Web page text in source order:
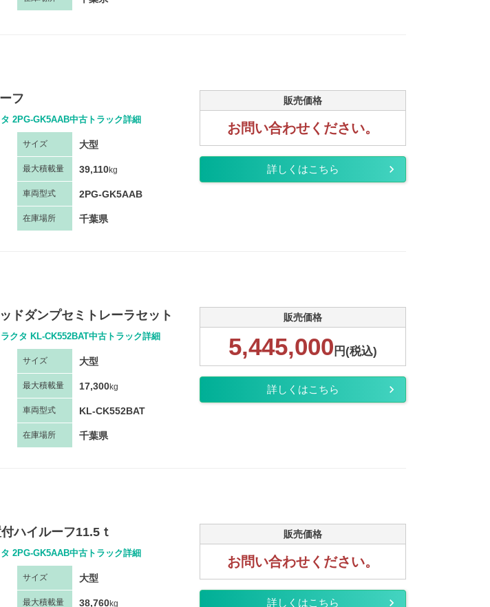
フ
2PG-GK5AAB中古トラック詳細
サイズ 大型
最大積載量 39,110kg
車両型式 2PG-GK5AAB
在庫場所 千葉県
販売価格
お問い合わせください。
詳しくはこちら
ドダンプセミトレーラセット
クタ KL-CK552BAT中古トラック詳細
サイズ 大型
最大積載量 17,300kg
車両型式 KL-CK552BAT
在庫場所 千葉県
販売価格
5,445,000 円(税込)
詳しくはこちら
ハイルーフ11.5ｔ
2PG-GK5AAB中古トラック詳細
サイズ 大型
最大積載量 38,760kg
販売価格
お問い合わせください。
詳しくはこちら